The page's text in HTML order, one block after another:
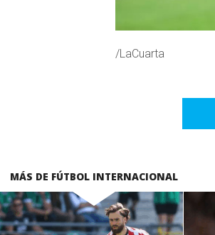
/LaCuarta
MÁS DE FÚTBOL INTERNACIONAL